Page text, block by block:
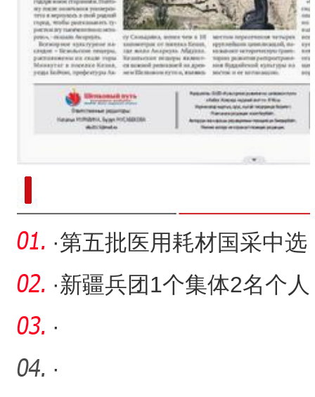
·第五批医用耗材国采中选
结果3月起陆续落地兵团
·新疆兵团1个集体2名个人
获评第十批全国岗位学雷
锋
·
·